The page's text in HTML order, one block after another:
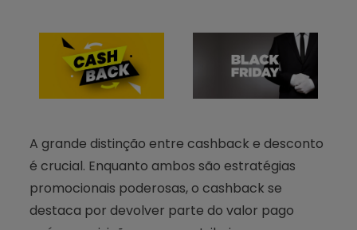
A grande distinção entre cashback e desconto
é crucial. Enquanto ambos são estratégias
promocionais poderosas, o cashback se
destaca por devolver parte do valor pago